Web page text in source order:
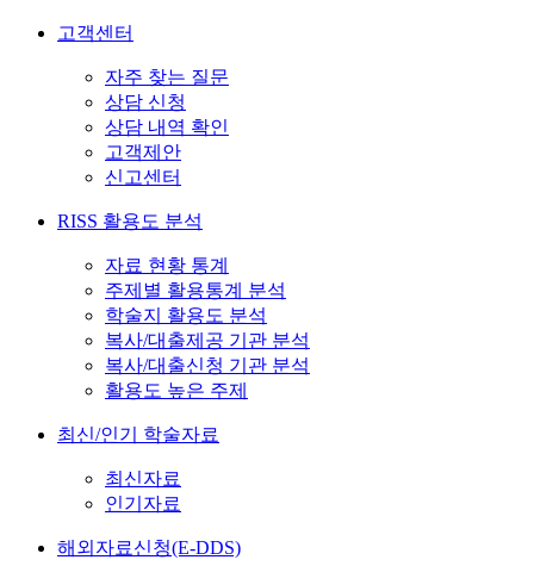
고객센터
자주 찾는 질문
상담 신청
상담 내역 확인
고객제안
신고센터
RISS 활용도 분석
자료 현황 통계
주제별 활용통계 분석
학술지 활용도 분석
복사/대출제공 기관 분석
복사/대출신청 기관 분석
활용도 높은 주제
최신/인기 학술자료
최신자료
인기자료
해외자료신청(E-DDS)